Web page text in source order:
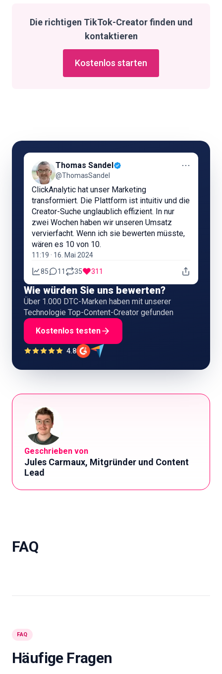
Die richtigen TikTok-Creator finden und
kontaktieren
Kostenlos starten
Thomas Sandel
@ThomasSandel
⋯
ClickAnalytic hat unser Marketing
transformiert. Die Plattform ist intuitiv und die
Creator-Suche unglaublich effizient. In nur
zwei Wochen haben wir unseren Umsatz
vervierfacht. Wenn ich sie bewerten müsste,
wären es 10 von 10.
11:19 · 16. Mai 2024
85 11 35 311
Wie würden Sie uns bewerten?
Über 1.000 DTC-Marken haben mit unserer
Technologie Top-Content-Creator gefunden
Kostenlos testen
4.8
Geschrieben von
Jules Carmaux, Mitgründer und Content
Lead
FAQ
FAQ
Häufige Fragen